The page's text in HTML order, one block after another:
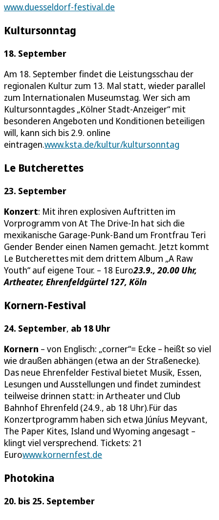
www.duesseldorf-festival.de
Kultursonntag
18. September
Am 18. September findet die Leistungsschau der
regionalen Kultur zum 13. Mal statt, wieder parallel
zum Internationalen Museumstag. Wer sich am
Kultursonntagdes „Kölner Stadt-Anzeiger“ mit
besonderen Angeboten und Konditionen beteiligen
will, kann sich bis 2.9. online
eintragen.www.ksta.de/kultur/kultursonntag
Le Butcherettes
23. September
Konzert: Mit ihren explosiven Auftritten im
Vorprogramm von At The Drive-In hat sich die
mexikanische Garage-Punk-Band um Frontfrau Teri
Gender Bender einen Namen gemacht. Jetzt kommt
Le Butcherettes mit dem drittem Album „A Raw
Youth“ auf eigene Tour. – 18 Euro23.9., 20.00 Uhr,
Artheater, Ehrenfeldgürtel 127, Köln
Kornern-Festival
24. September, ab 18 Uhr
Kornern – von Englisch: „corner“= Ecke – heißt so viel
wie draußen abhängen (etwa an der Straßenecke).
Das neue Ehrenfelder Festival bietet Musik, Essen,
Lesungen und Ausstellungen und findet zumindest
teilweise drinnen statt: in Artheater und Club
Bahnhof Ehrenfeld (24.9., ab 18 Uhr).Für das
Konzertprogramm haben sich etwa Júníus Meyvant,
The Paper Kites, Island und Wyoming angesagt –
klingt viel versprechend. Tickets: 21
Eurowww.kornernfest.de
Photokina
20. bis 25. September